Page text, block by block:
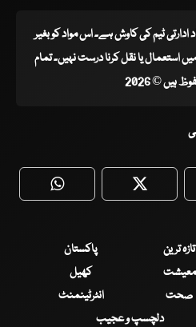
ادارتی ٹیم کی کاوش ہے۔ اس مواد کو بغیر
یا نقل کرنا درست نہیں۔ تمام
ہیں © 2026
WhatsApp Twitter
تازہ ترین
پاکستان
معیشت
کھیل
صحت
انٹرٹینمنٹ
دلچسپ و عجیب